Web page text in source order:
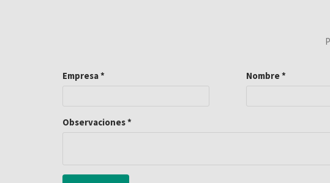
Empresa* Nombre*
Observaciones*